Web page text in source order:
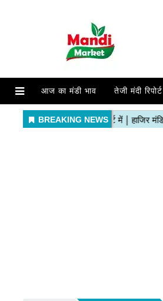
आज का मंडी भाव तेजी मंदी रिपोर्ट